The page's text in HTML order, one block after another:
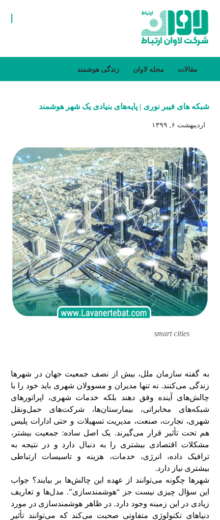
مقالات مجله لاوان زندگی هوشمند
شبکه های فیبر نوری | پایه‌های بنیادی یک شهر هوشمند
اردیبهشت ۶, ۱۳۹۹
smart cities
به گفته سازمان ملل، بیش از نصف جمعیت جهان در شهرها
زندگی می‌کنند. نه تنها مدیران و مسوولان شهری باید خود را با
چالش‌های آینده وفق دهند بلکه خدمات شهری، اپراتورهای
شبکه‌های مخابراتی، بیمارستان‌ها، شرکت‌های حمل‌ونقل
شهری، تجارت، صنعت، مدیریت تسهیلات و حتی ادارات پلیس
هم تحت تأثیر قرار می‌گیرند. یک اصل ساده: جمعیت بیشتر،
مشکلات اقتصادی بیشتری را به دنبال دارد و در نتیجه به
ترافیک داده، انرژی، خدمات، هزینه و تاسیسات ارتباطی
بیشتری نیاز دارد.
شهرها چگونه می‌توانند از عهده این چالش‌ها بر بیایند؟ جواب
این سؤال چیزی نیست جز “هوشمندسازی”. مدل‌ها و تعاریف
زیادی در این زمینه وجود دارد. در ظاهر هوشمندسازی در مورد
دنیاهای تکنولوژی متفاوتی صحبت می‌کند که می‌توانند تأثیر